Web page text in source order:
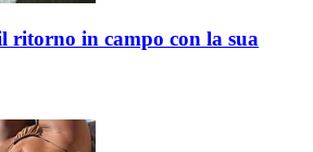
ritorno in campo con la sua